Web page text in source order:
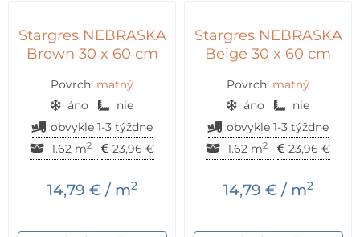
Stargres NEBRASKA
Brown 30 x 60 cm
Povrch: matný
áno
nie
obvykle 1-3 týždne
1.62 m2 23,96 €
14,79 €/ m2
Stargres NEBRASKA
Beige 30 x 60 cm
Povrch: matný
áno
nie
obvykle 1-3 týždne
1.62 m2 23,96 €
14,79 €/ m2